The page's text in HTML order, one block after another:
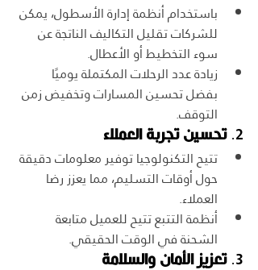
باستخدام أنظمة إدارة الأسطول، يمكن
للشركات تقليل التكاليف الناتجة عن
سوء التخطيط أو الأعطال.
زيادة عدد الرحلات المكتملة يوميًا
بفضل تحسين المسارات وتخفيض زمن
التوقف.
2. تحسين تجربة العملاء
تتيح التكنولوجيا توفير معلومات دقيقة
حول أوقات التسليم، مما يعزز رضا
العملاء.
أنظمة التتبع تتيح للعميل متابعة
الشحنة في الوقت الحقيقي.
3. تعزيز الأمان والسلامة